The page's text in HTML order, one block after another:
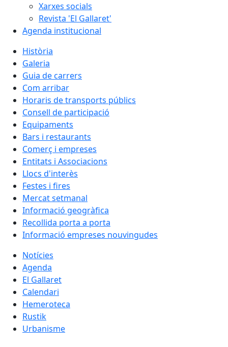
Xarxes socials
Revista 'El Gallaret'
Agenda institucional
Història
Galeria
Guia de carrers
Com arribar
Horaris de transports públics
Consell de participació
Equipaments
Bars i restaurants
Comerç i empreses
Entitats i Associacions
Llocs d'interès
Festes i fires
Mercat setmanal
Informació geogràfica
Recollida porta a porta
Informació empreses nouvingudes
Notícies
Agenda
El Gallaret
Calendari
Hemeroteca
Rustik
Urbanisme